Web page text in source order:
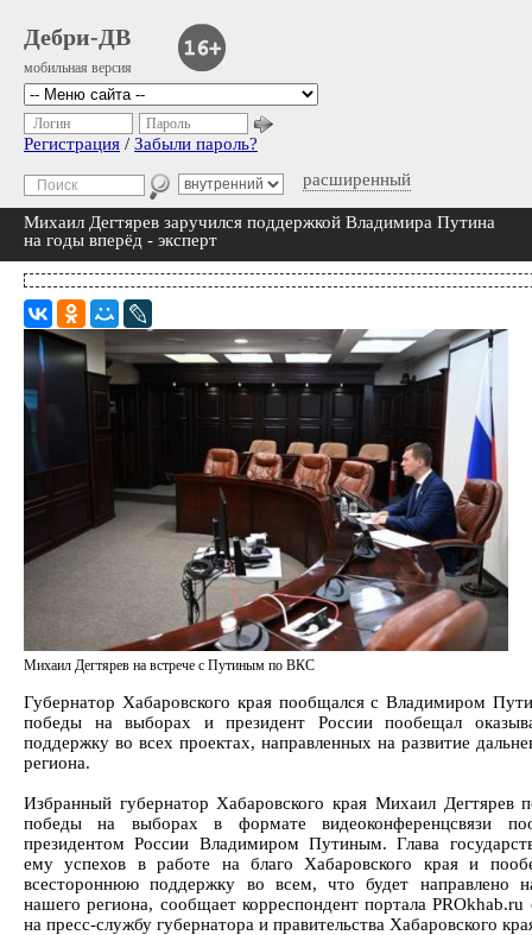
Дебри-ДВ
мобильная версия
расширенный
Логин Пароль
Регистрация / Забыли пароль?
Михаил Дегтярев заручился поддержкой Владимира Путина
на годы вперёд - эксперт
Михаил Дегтярев на встрече с Путиным по ВКС
Губернатор Хабаровского края пообщался с Владимиром
победы на выборах и президент России пообещал
поддержку во всех проектах, направленных на развитие
региона.
Избранный губернатор Хабаровского края Михаил Дегтярев
победы на выборах в формате видеоконференцсвязи
президентом России Владимиром Путиным. Глава
ему успехов в работе на благо Хабаровского края и
всестороннюю поддержку во всем, что будет направлено
нашего региона, сообщает корреспондент портала PROkhab.ru
на пресс-службу губернатора и правительства Хабаровского